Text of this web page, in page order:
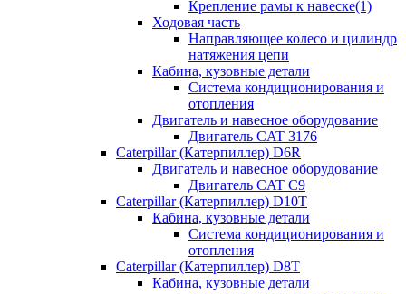
Крепление рамы к навеске(1)
Ходовая часть
Направляющее колесо и цилиндр
натяжения цепи
Кабина, кузовные детали
Система кондиционирования и
отопления
Двигатель и навесное оборудование
Двигатель CAT 3176
Caterpillar (Катерпиллер) D6R
Двигатель и навесное оборудование
Двигатель CAT C9
Caterpillar (Катерпиллер) D10T
Кабина, кузовные детали
Система кондиционирования и
отопления
Caterpillar (Катерпиллер) D8T
Кабина, кузовные детали